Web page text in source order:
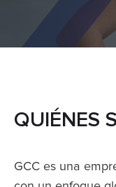
QUIÉNES
GCC es una